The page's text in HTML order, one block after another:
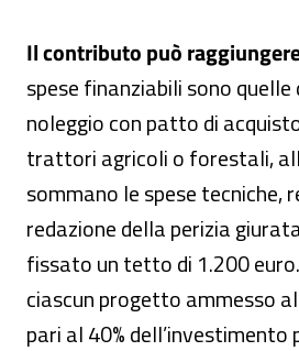
Il contributo può
spese finanziabili sono
noleggio con patto di
trattori agricoli o forestali,
sommano le spese tecniche,
redazione della perizia
fissato un tetto di 1.200
ciascun progetto ammesso
pari al 40%